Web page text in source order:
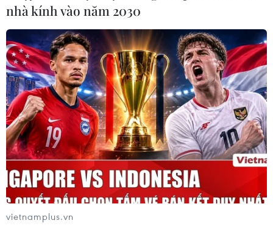
bề mặt của Bắc Cực có thể tan chảy hoàn toàn.
nhà kính vào năm 2030
vietnamplus.vn